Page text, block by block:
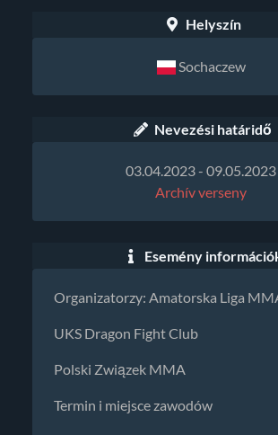
Helyszín
Sochaczew
Nevezési határidő
03.04.2023 - 09.05.2023
Archív verseny
Esemény
Organizatorzy: Amatorska Liga
UKS Dragon Fight Club
Polski Związek MMA
Termin i miejsce zawodów